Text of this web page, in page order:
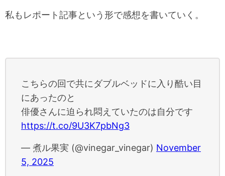
私もレポート記事という形で感想を書いていく。
こちらの回で共にダブルベッドに入り酷い目
にあったのと
俳優さんに迫られ悶えていたのは自分です
https://t.co/9U3K7pbNg3
— 煮ル果実 (@vinegar_vinegar) November
5, 2025